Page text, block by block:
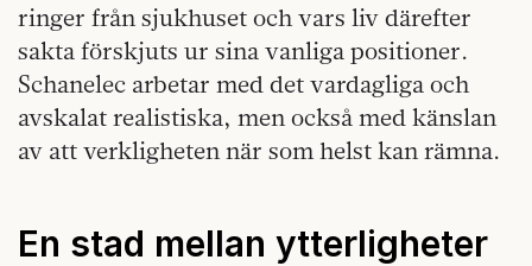
ringer från sjukhuset och vars liv därefter
sakta förskjuts ur sina vanliga positioner.
Schanelec arbetar med det vardagliga och
avskalat realistiska, men också med känslan
av att verkligheten när som helst kan rämna.
En stad mellan ytterligheter